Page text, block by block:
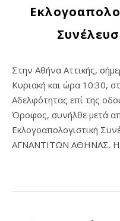
Στην Αθήνα Αττικής, σήμερα 7 Μαΐου 2023, ημέρα
Κυριακή και ώρα 10:30,
Αδελφότητας επί της
Όροφος, συνήλθε μετά
Εκλογοαπολογιστική
ΑΓΝΑΝΤΙΤΩΝ ΑΘΗΝΑΣ. Η